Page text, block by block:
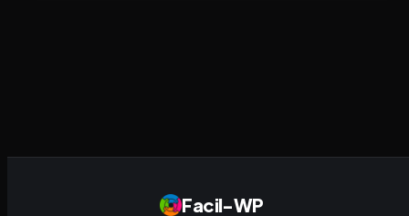
Facil-WP